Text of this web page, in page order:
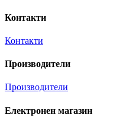
Контакти
Контакти
Производители
Производители
Електронен магазин